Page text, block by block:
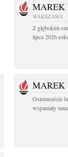
MAREK
WARSZAWA
Z głębokim
lipca 2026
MAREK
Osiemnaście
wspaniały